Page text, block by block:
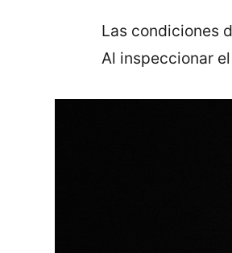
Las condiciones
Al inspeccionar